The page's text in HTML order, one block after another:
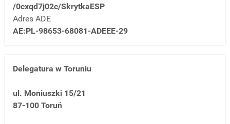
/0cxqd7j02c/SkrytkaESP
Adres ADE
AE:PL-98653-68081-ADEEE-29
Delegatura w Toruniu
ul. Moniuszki 15/21
87-100 Toruń